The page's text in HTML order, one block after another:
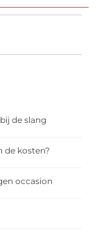
de slang
de kosten?
occasion